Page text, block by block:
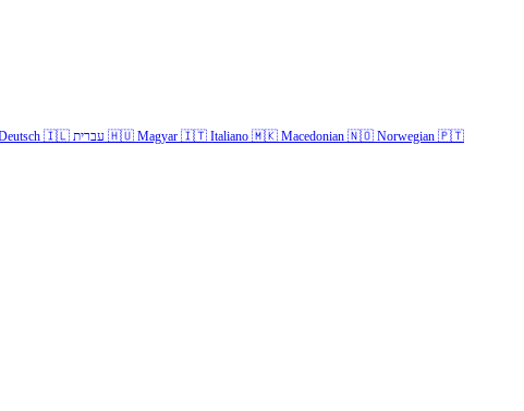
🇮🇱 עברית 🇭🇺 Magyar 🇮🇹 Italiano 🇲🇰 Macedonian 🇳🇴 Norwegian 🇵🇹